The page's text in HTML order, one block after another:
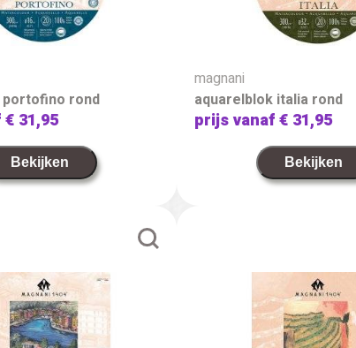
rond
€ 31,95
Bekijken
magnani
aquarelblok italia rond
prijs vanaf€ 31,95
Bekijken